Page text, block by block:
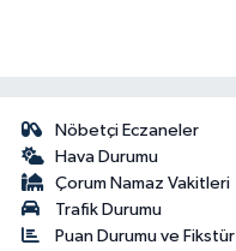
Nöbetçi Eczaneler
Hava Durumu
Çorum Namaz Vakitleri
Trafik Durumu
Puan Durumu ve Fikstür